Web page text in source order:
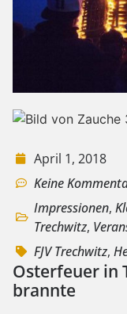
April 1, 2018
Keine
Impressionen,
Trechwitz,
FJV Trechwitz,
Osterfeuer in
brannte